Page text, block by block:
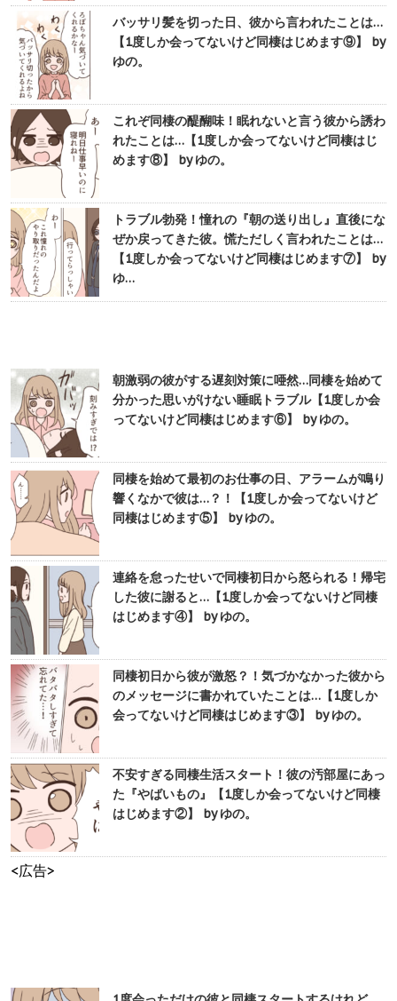
バッサリ髪を切った日、彼から言われたことは…
【1度しか会ってないけど同棲はじめます⑨】 by
ゆの。
これぞ同棲の醍醐味！眠れないと言う彼から誘わ
れたことは…【1度しか会ってないけど同棲はじ
めます⑧】 by ゆの。
トラブル勃発！憧れの『朝の送り出し』直後にな
ぜか戻ってきた彼。慌ただしく言われたことは…
【1度しか会ってないけど同棲はじめます⑦】 by
ゆ…
朝激弱の彼がする遅刻対策に唖然…同棲を始めて
分かった思いがけない睡眠トラブル【1度しか会
ってないけど同棲はじめます⑥】 by ゆの。
同棲を始めて最初のお仕事の日、アラームが鳴り
響くなかで彼は…？！【1度しか会ってないけど
同棲はじめます⑤】 by ゆの。
連絡を怠ったせいで同棲初日から怒られる！帰宅
した彼に謝ると…【1度しか会ってないけど同棲
はじめます④】 by ゆの。
同棲初日から彼が激怒？！気づかなかった彼から
のメッセージに書かれていたことは…【1度しか
会ってないけど同棲はじめます③】 by ゆの。
不安すぎる同棲生活スタート！彼の汚部屋にあっ
た『やばいもの』【1度しか会ってないけど同棲
はじめます②】 by ゆの。
<広告>